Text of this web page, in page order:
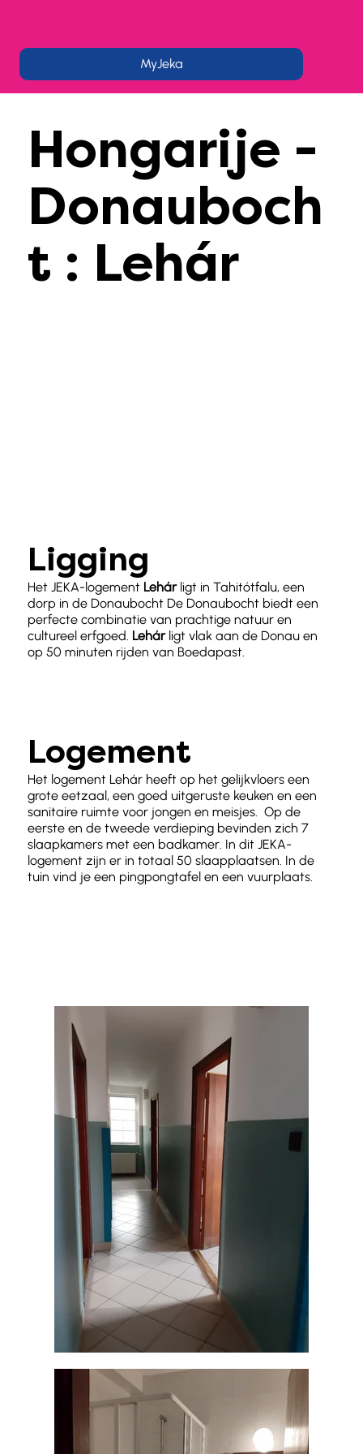
MyJeka
Hongarije -
Donauboch
t : Lehár
Ligging
Het JEKA-logement Lehár ligt in Tahitótfalu, een
dorp in de Donaubocht De Donaubocht biedt een
perfecte combinatie van prachtige natuur en
cultureel erfgoed. Lehár ligt vlak aan de Donau en
op 50 minuten rijden van Boedapast.
Logement
Het logement Lehár heeft op het gelijkvloers een
grote eetzaal, een goed uitgeruste keuken en een
sanitaire ruimte voor jongen en meisjes. Op de
eerste en de tweede verdieping bevinden zich 7
slaapkamers met een badkamer. In dit JEKA-
logement zijn er in totaal 50 slaapplaatsen. In de
tuin vind je een pingpongtafel en een vuurplaats.